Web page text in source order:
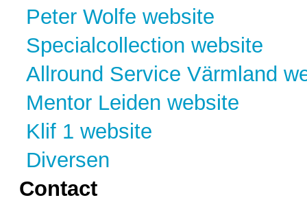
Peter Wolfe website
Specialcollection website
Allround Service Värmland
Mentor Leiden website
Klif 1 website
Diversen
Contact